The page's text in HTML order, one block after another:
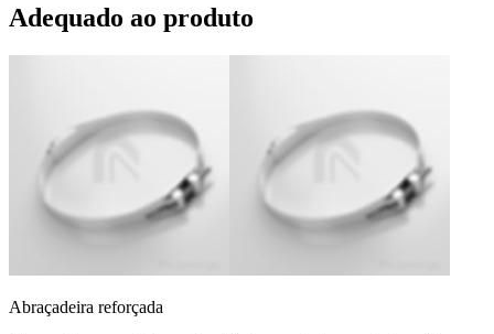
Adequado ao produto
Abraçadeira reforçada